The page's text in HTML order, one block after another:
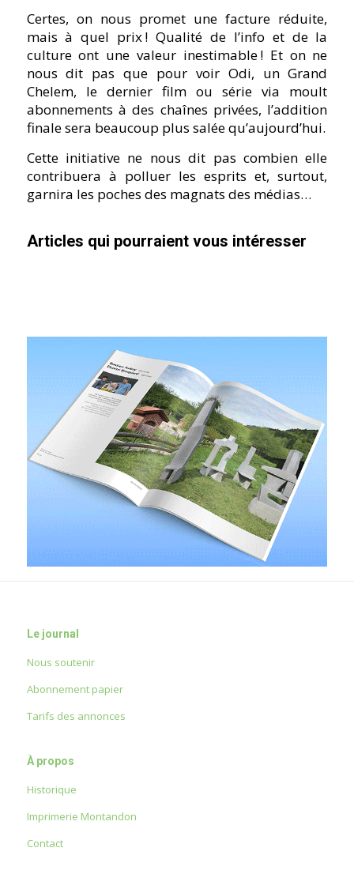
Certes, on nous promet une facture réduite,
mais à quel prix ! Qualité de l’info et de la
culture ont une valeur inestimable ! Et on ne
nous dit pas que pour voir Odi, un Grand
Chelem, le dernier film ou série via moult
abonnements à des chaînes privées, l’addition
finale sera beaucoup plus salée qu’aujourd’hui.
Cette initiative ne nous dit pas combien elle
contribuera à polluer les esprits et, surtout,
garnira les poches des magnats des médias…
Articles qui pourraient vous intéresser
Le journal
Nous soutenir
Abonnement papier
Tarifs des annonces
À propos
Historique
Imprimerie Montandon
Contact